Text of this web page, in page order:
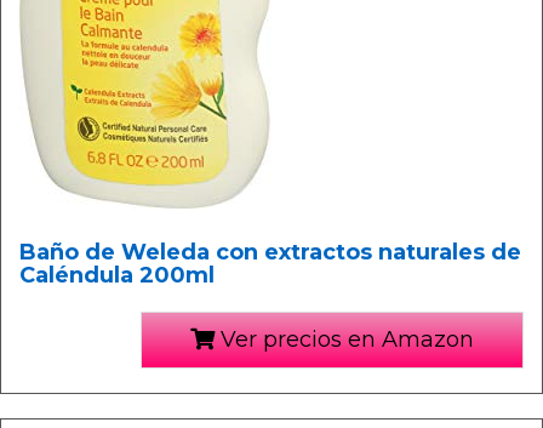
Baño de Weleda con extractos naturales de
Caléndula 200ml
Ver precios en Amazon